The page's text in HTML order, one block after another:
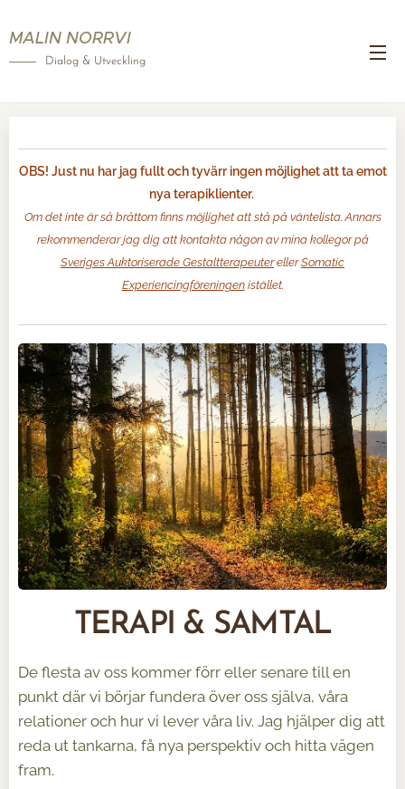
MALIN NORRVI
Dialog & Utveckling
OBS! Just nu har jag fullt och tyvärr ingen möjlighet att ta emot
nya terapiklienter.
Om det inte är så bråttom finns möjlighet att stå på väntelista. Annars
rekommenderar jag dig att kontakta någon av mina kollegor på
Sveriges Auktoriserade GestaltterapeuterellerSomatic
Experiencingföreningenistället.
TERAPI & SAMTAL
De flesta av oss kommer förr eller senare till en
punkt där vi börjar fundera över oss själva, våra
relationer och hur vi lever våra liv. Jag hjälper dig att
reda ut tankarna, få nya perspektiv och hitta vägen
fram.